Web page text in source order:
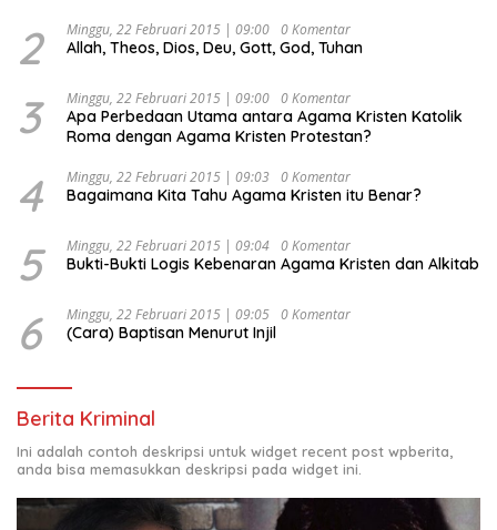
Ekonomi Politik Indonesia) & Simposium Nasional
“Urgensi Undang-Undang Perekonomian Nasional dan
Indonesia Emas 2045”,
2 Minggu, 22 Februari 2015 | 09:00 0 Komentar
Allah, Theos, Dios, Deu, Gott, God, Tuhan
3 Minggu, 22 Februari 2015 | 09:00 0 Komentar
Apa Perbedaan Utama antara Agama Kristen Katolik
Roma dengan Agama Kristen Protestan?
4 Minggu, 22 Februari 2015 | 09:03 0 Komentar
Bagaimana Kita Tahu Agama Kristen itu Benar?
5 Minggu, 22 Februari 2015 | 09:04 0 Komentar
Bukti-Bukti Logis Kebenaran Agama Kristen dan Alkitab
6 Minggu, 22 Februari 2015 | 09:05 0 Komentar
(Cara) Baptisan Menurut Injil
Berita Kriminal
Ini adalah contoh deskripsi untuk widget recent post wpberita,
anda bisa memasukkan deskripsi pada widget ini.